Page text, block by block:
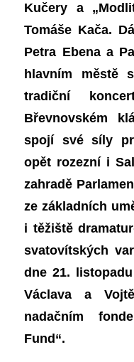
Kučery a
Tomáše Kača.
Petra Ebena a
hlavním městě
tradiční
Břevnovském
spojí své síly
opět rozezní i
zahradě
ze základních
i těžiště
svatovítských
dne 21.
Václava a
nadačním
Fund“.